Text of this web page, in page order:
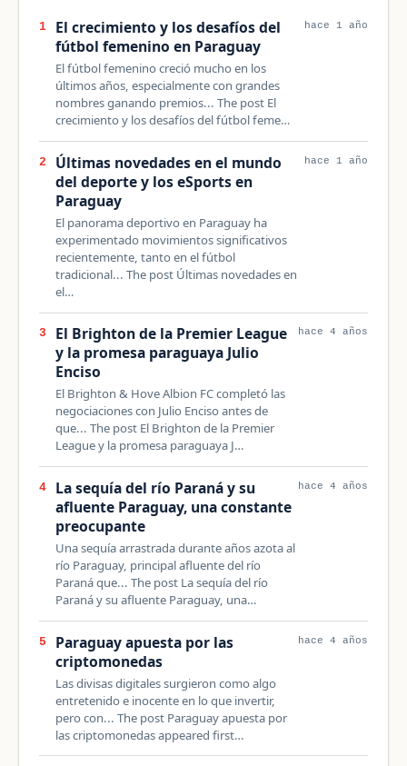
1
El crecimiento y los desafíos del
fútbol femenino en Paraguay
El fútbol femenino creció mucho en los
últimos años, especialmente con grandes
nombres ganando premios... The post El
crecimiento y los desafíos del fútbol feme…
hace 1 año
2
Últimas novedades en el mundo
del deporte y los eSports en
Paraguay
El panorama deportivo en Paraguay ha
experimentado movimientos significativos
recientemente, tanto en el fútbol
tradicional... The post Últimas novedades en
el…
hace 1 año
3
El Brighton de la Premier League
y la promesa paraguaya Julio
Enciso
El Brighton & Hove Albion FC completó las
negociaciones con Julio Enciso antes de
que... The post El Brighton de la Premier
League y la promesa paraguaya J…
hace 4 años
4
La sequía del río Paraná y su
afluente Paraguay, una constante
preocupante
Una sequía arrastrada durante años azota al
río Paraguay, principal afluente del río
Paraná que... The post La sequía del río
Paraná y su afluente Paraguay, una…
hace 4 años
5
Paraguay apuesta por las
criptomonedas
Las divisas digitales surgieron como algo
entretenido e inocente en lo que invertir,
pero con... The post Paraguay apuesta por
las criptomonedas appeared first…
hace 4 años